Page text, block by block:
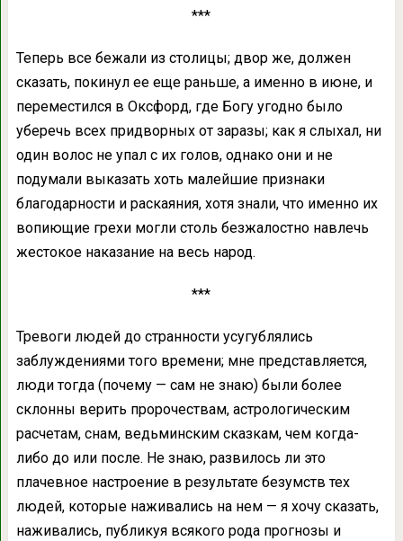
***
Теперь все бежали из столицы; двор же, должен
сказать, покинул ее еще раньше, а именно в июне, и
переместился в Оксфорд, где Богу угодно было
уберечь всех придворных от заразы; как я слыхал, ни
один волос не упал с их голов, однако они и не
подумали выказать хоть малейшие признаки
благодарности и раскаяния, хотя знали, что именно их
вопиющие грехи могли столь безжалостно навлечь
жестокое наказание на весь народ.
***
Тревоги людей до странности усугублялись
заблуждениями того времени; мне представляется,
люди тогда (почему — сам не знаю) были более
склонны верить пророчествам, астрологическим
расчетам, снам, ведьминским сказкам, чем когда-
либо до или после. Не знаю, развилось ли это
плачевное настроение в результате безумств тех
людей, которые наживались на нем — я хочу сказать,
наживались, публикуя всякого рода прогнозы и